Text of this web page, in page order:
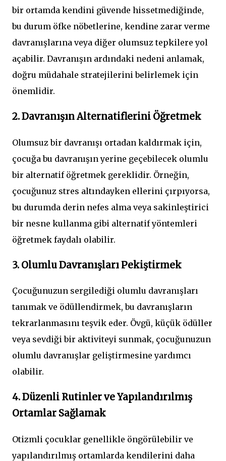
bir ortamda kendini güvende hissetmediğinde,
bu durum öfke nöbetlerine, kendine zarar verme
davranışlarına veya diğer olumsuz tepkilere yol
açabilir. Davranışın ardındaki nedeni anlamak,
doğru müdahale stratejilerini belirlemek için
önemlidir.
2. Davranışın Alternatiflerini Öğretmek
Olumsuz bir davranışı ortadan kaldırmak için,
çocuğa bu davranışın yerine geçebilecek olumlu
bir alternatif öğretmek gereklidir. Örneğin,
çocuğunuz stres altındayken ellerini çırpıyorsa,
bu durumda derin nefes alma veya sakinleştirici
bir nesne kullanma gibi alternatif yöntemleri
öğretmek faydalı olabilir.
3. Olumlu Davranışları Pekiştirmek
Çocuğunuzun sergilediği olumlu davranışları
tanımak ve ödüllendirmek, bu davranışların
tekrarlanmasını teşvik eder. Övgü, küçük ödüller
veya sevdiği bir aktiviteyi sunmak, çocuğunuzun
olumlu davranışlar geliştirmesine yardımcı
olabilir.
4. Düzenli Rutinler ve Yapılandırılmış
Ortamlar Sağlamak
Otizmli çocuklar genellikle öngörülebilir ve
yapılandırılmış ortamlarda kendilerini daha